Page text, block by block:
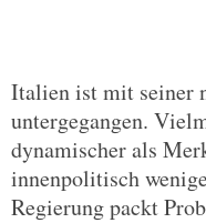
Italien ist mit seiner
untergegangen.
dynamischer als
innenpolitisch
Regierung packt